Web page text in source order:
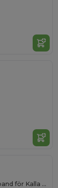
Värmande Polar Fleece Pannband för Kalla Dagar